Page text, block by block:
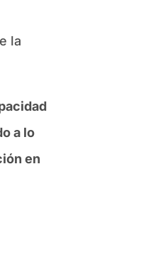
la
a lo
en